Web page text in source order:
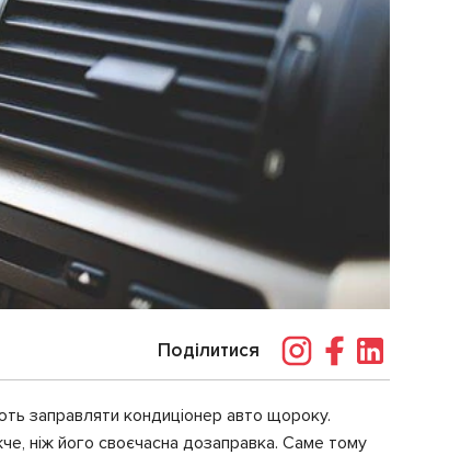
Поділитися
заправляти кондиціонер авто щороку.
ніж його своєчасна дозаправка. Саме тому